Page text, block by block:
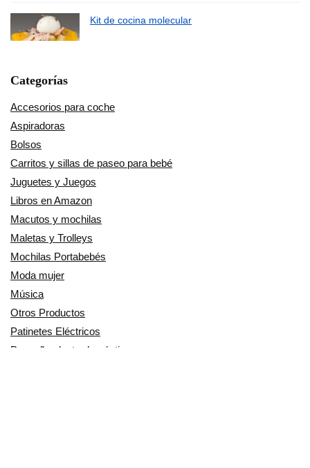
Kit de cocina molecular
Categorías
Accesorios para coche
Aspiradoras
Bolsos
Carritos y sillas de paseo para bebé
Juguetes y Juegos
Libros en Amazon
Macutos y mochilas
Maletas y Trolleys
Mochilas Portabebés
Moda mujer
Música
Otros Productos
Patinetes Eléctricos
Pequeño electrodoméstico